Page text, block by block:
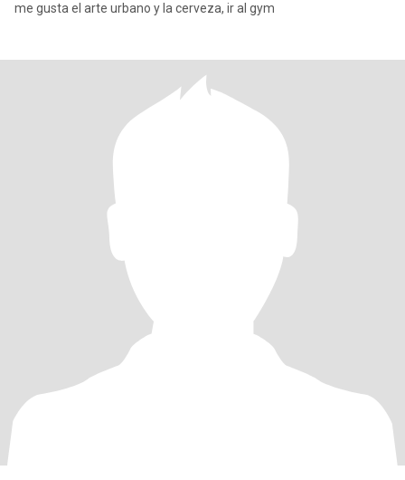
me gusta el arte urbano y la cerveza, ir al gym